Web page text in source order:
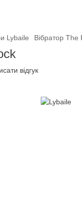
Lybaile Вібратор The
відгук